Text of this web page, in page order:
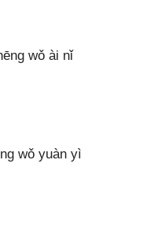
wǒ ài nǐ
wǒ yuàn yì